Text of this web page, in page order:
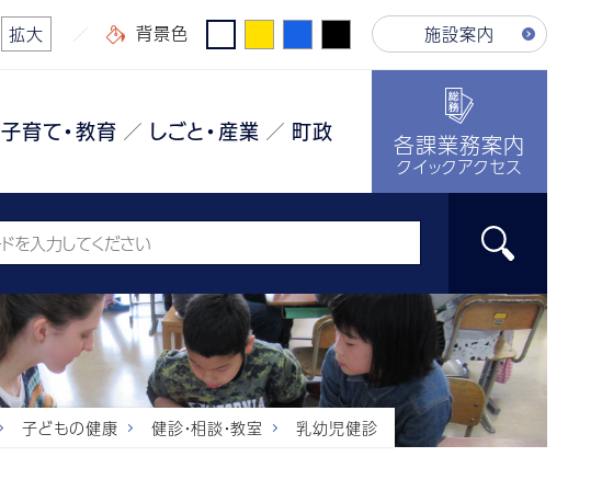
拡大 背景色 施設案内
子育て・教育 しごと・産業 町政 各課業務案内
クイックアクセス
子どもの健康 健診・相談・教室 乳幼児健診